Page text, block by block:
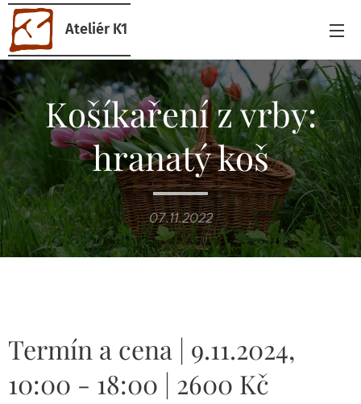
Ateliér K1
Košíkaření z vrby:
hranatý koš
07.11.2022
Termín a cena | 9.11.2024,
10:00 - 18:00 | 2600 Kč